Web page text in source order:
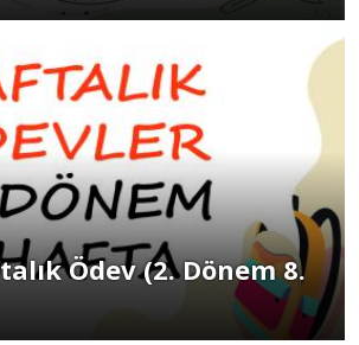
Ödev (2. Dönem 8.